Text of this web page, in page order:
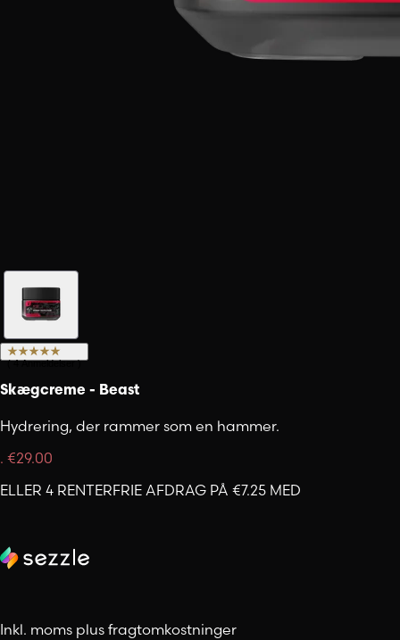
(4 Anmeldelser)
Skægcreme - Beast
Hydrering, der rammer som en hammer.
. €29.00
ELLER 4 RENTERFRIE AFDRAG PÅ €7.25 MED
Inkl. moms plus fragtomkostninger